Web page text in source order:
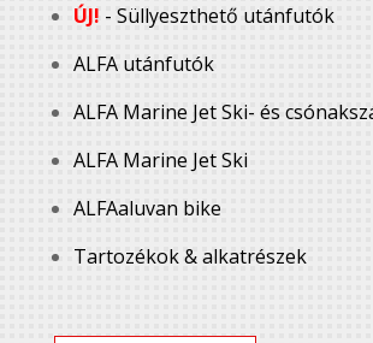
ÚJ! - Süllyeszthető utánfutók
ALFA utánfutók
ALFA Marine Jet Ski- és
ALFA Marine Jet Ski
ALFAaluvan bike
Tartozékok & alkatrészek